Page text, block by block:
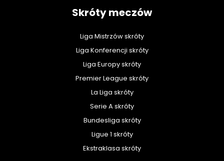
Skróty meczów
Liga Mistrzów skróty
Liga Konferencji skróty
Liga Europy skróty
Premier League skróty
La Liga skróty
Serie A skróty
Bundesliga skróty
Ligue 1 skróty
Ekstraklasa skróty